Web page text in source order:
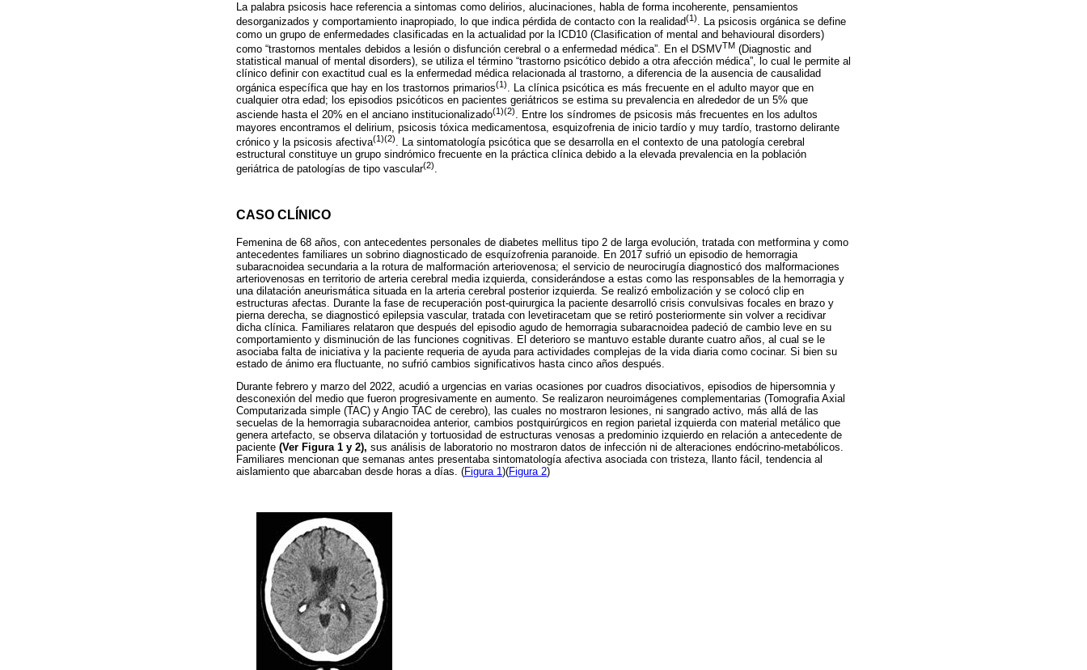
La palabra psicosis hace referencia a sintomas como delirios, alucinaciones, habla de forma incoherente, pensamientos
desorganizados y comportamiento inapropiado, lo que indica pérdida de contacto con la realidad(1). La psicosis orgánica se define
como un grupo de enfermedades clasificadas en la actualidad por la ICD­10 (Clasification of mental and behavioural disorders)
como “trastornos mentales debidos a lesión o disfunción cerebral o a enfermedad médica”. En el DSM­VTM (Diagnostic and
statistical manual of mental disorders), se utiliza el término “trastorno psicótico debido a otra afección médica”, lo cual le permite al
clínico definir con exactitud cual es la enfermedad médica relacionada al trastorno, a diferencia de la ausencia de causalidad
orgánica específica que hay en los trastornos primarios(1). La clínica psicótica es más frecuente en el adulto mayor que en
cualquier otra edad; los episodios psicóticos en pacientes geriátricos se estima su prevalencia en alrededor de un 5% que
asciende hasta el 20% en el anciano institucionalizado(1)(2). Entre los síndromes de psicosis más frecuentes en los adultos
mayores encontramos el delirium, psicosis tóxica medicamentosa, esquizofrenia de inicio tardío y muy tardío, trastorno delirante
crónico y la psicosis afectiva(1)(2). La sintomatología psicótica que se desarrolla en el contexto de una patología cerebral
estructural constituye un grupo sindrómico frecuente en la práctica clínica debido a la elevada prevalencia en la población
geriátrica de patologías de tipo vascular(2).
CASO CLÍNICO
Femenina de 68 años, con antecedentes personales de diabetes mellitus tipo 2 de larga evolución, tratada con metformina y como
antecedentes familiares un sobrino diagnosticado de esquízofrenia paranoide. En 2017 sufrió un episodio de hemorragia
subaracnoidea secundaria a la rotura de malformación arteriovenosa; el servicio de neurocirugía diagnosticó dos malformaciones
arteriovenosas en territorio de arteria cerebral media izquierda, considerándose a estas como las responsables de la hemorragia y
una dilatación aneurismática situada en la arteria cerebral posterior izquierda. Se realizó embolización y se colocó clip en
estructuras afectas. Durante la fase de recuperación post-quirurgica la paciente desarrolló crisis convulsivas focales en brazo y
pierna derecha, se diagnosticó epilepsia vascular, tratada con levetiracetam que se retiró posteriormente sin volver a recidivar
dicha clínica. Familiares relataron que después del episodio agudo de hemorragia subaracnoidea padeció de cambio leve en su
comportamiento y disminución de las funciones cognitivas. El deterioro se mantuvo estable durante cuatro años, al cual se le
asociaba falta de iniciativa y la paciente requeria de ayuda para actividades complejas de la vida diaria como cocinar. Si bien su
estado de ánimo era fluctuante, no sufrió cambios significativos hasta cinco años después.
Durante febrero y marzo del 2022, acudió a urgencias en varias ocasiones por cuadros disociativos, episodios de hipersomnia y
desconexión del medio que fueron progresivamente en aumento. Se realizaron neuroimágenes complementarias (Tomografia Axial
Computarizada simple (TAC) y Angio TAC de cerebro), las cuales no mostraron lesiones, ni sangrado activo, más allá de las
secuelas de la hemorragia subaracnoidea anterior, cambios postquirúrgicos en region parietal izquierda con material metálico que
genera artefacto, se observa dilatación y tortuosidad de estructuras venosas a predominio izquierdo en relación a antecedente de
paciente (Ver Figura 1 y 2), sus análisis de laboratorio no mostraron datos de infección ni de alteraciones endócrino-metabólicos.
Familiares mencionan que semanas antes presentaba sintomatología afectiva asociada con tristeza, llanto fácil, tendencia al
aislamiento que abarcaban desde horas a días. (Figura 1 )(Figura 2)